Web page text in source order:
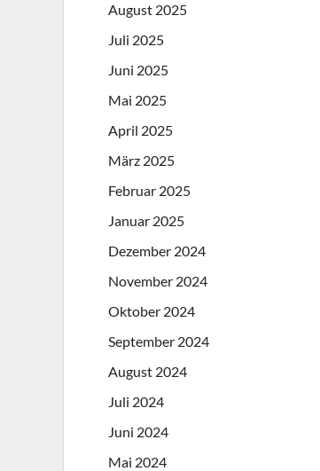
August 2025
Juli 2025
Juni 2025
Mai 2025
April 2025
März 2025
Februar 2025
Januar 2025
Dezember 2024
November 2024
Oktober 2024
September 2024
August 2024
Juli 2024
Juni 2024
Mai 2024